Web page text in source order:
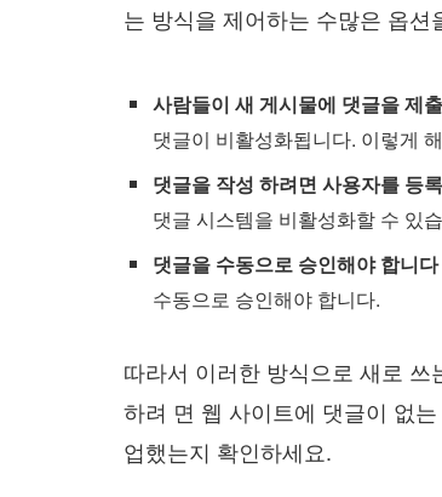
는 방식을 제어하는 수많은 옵션
사람들이 새 게시물에 댓글을 제
댓글이 비활성화됩니다. 이렇게
댓글을 작성 하려면 사용자를 등
댓글 시스템을 비활성화할 수 있
댓글을 수동으로 승인해야 합니다
수동으로 승인해야 합니다.
따라서 이러한 방식으로 새로
하려 면 웹 사이트에 댓글이 없
업했는지 확인하세요.